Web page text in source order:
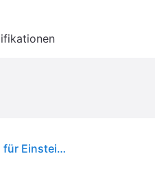
ABUS Rennradhelm Macator - sportiver Fahrradhelm für Einsteiger - auch für Zopfträger/-innen - für Damen und Herren - Rot, Größe L (58-62 cm)